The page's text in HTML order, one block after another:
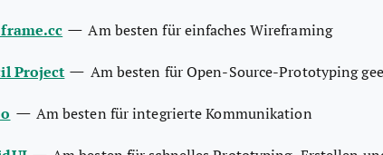
—Am besten für einfaches Wireframing
Project — Am besten für Open-Source-Prototyping
— Am besten für integrierte Kommunikation